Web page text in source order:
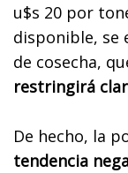
u$s 20 por
disponible, se
de cosecha,
restringirá
De hecho, la
tendencia